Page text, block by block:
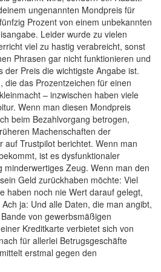
ungenannten Mondpreis für
Prozent von einem unbekannten
Leider wurde zu vielen
viel zu hastig verabreicht, sonst
Phrasen gar nicht funktionieren und
der Preis die wichtigste Angabe ist.
die das Prozentzeichen für einen
– inzwischen haben viele
Wenn man diesen Mondpreis
beim Bezahlvorgang betrogen,
Machenschaften der
auf Trustpilot berichtet. Wenn man
ist es dysfunktionaler
minderwertiges Zeug. Wenn man den
Geld zurückhaben möchte: Viel
haben noch nie Wert darauf gelegt,
ja: Und alle Daten, die man angibt,
von gewerbsmäßigen
Kreditkarte verbietet sich von
für allerlei Betrugsgeschäfte
erstmal gegen den